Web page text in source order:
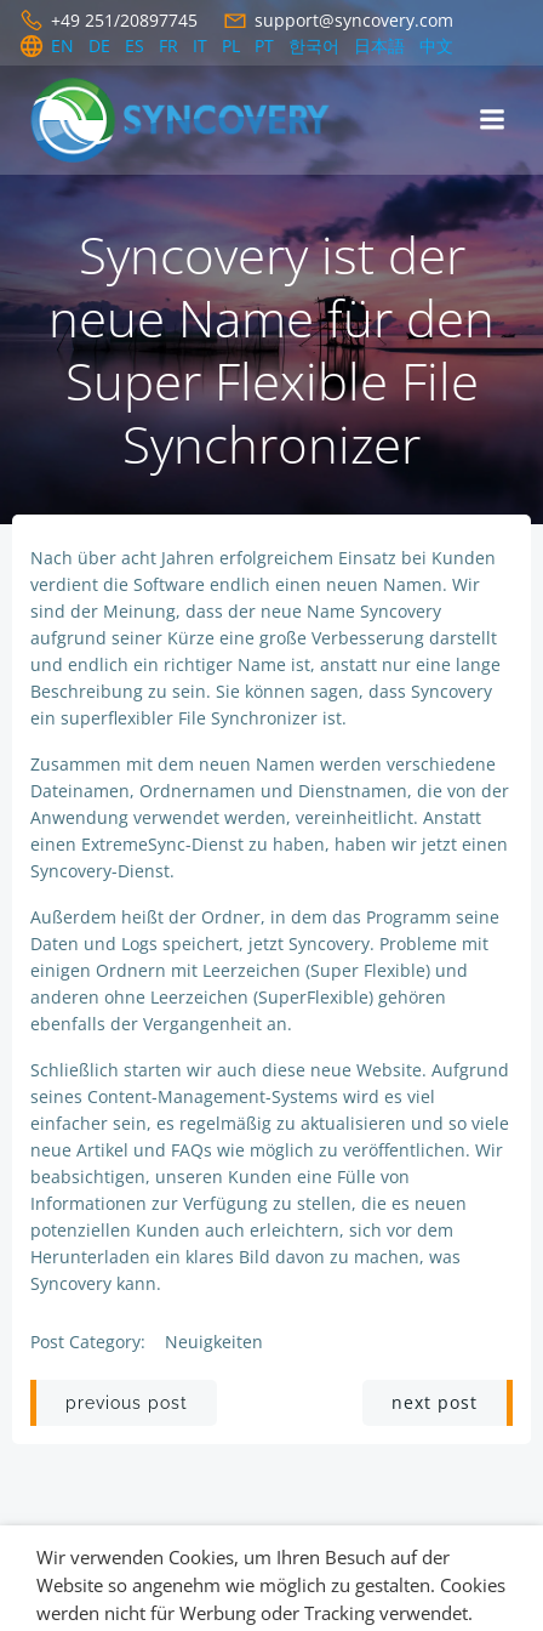
Zum
Inhalt
springen
+49 251/20897745
support@syncovery.com
EN
DE ES FR IT PL PT 한국어 日本語 中文
Syncovery ist der
neue Name für den
Super Flexible File
Synchronizer
Nach über acht Jahren erfolgreichem Einsatz bei Kunden
verdient die Software endlich einen neuen Namen. Wir
sind der Meinung, dass der neue Name Syncovery
aufgrund seiner Kürze eine große Verbesserung darstellt
und endlich ein richtiger Name ist, anstatt nur eine lange
Beschreibung zu sein. Sie können sagen, dass Syncovery
ein superflexibler File Synchronizer ist.
Zusammen mit dem neuen Namen werden verschiedene
Dateinamen, Ordnernamen und Dienstnamen, die von der
Anwendung verwendet werden, vereinheitlicht. Anstatt
einen ExtremeSync-Dienst zu haben, haben wir jetzt einen
Syncovery-Dienst.
Außerdem heißt der Ordner, in dem das Programm seine
Daten und Logs speichert, jetzt Syncovery. Probleme mit
einigen Ordnern mit Leerzeichen (Super Flexible) und
anderen ohne Leerzeichen (SuperFlexible) gehören
ebenfalls der Vergangenheit an.
Schließlich starten wir auch diese neue Website. Aufgrund
seines Content-Management-Systems wird es viel
einfacher sein, es regelmäßig zu aktualisieren und so viele
neue Artikel und FAQs wie möglich zu veröffentlichen. Wir
beabsichtigen, unseren Kunden eine Fülle von
Informationen zur Verfügung zu stellen, die es neuen
potenziellen Kunden auch erleichtern, sich vor dem
Herunterladen ein klares Bild davon zu machen, was
Syncovery kann.
Post Category: Neuigkeiten
Post
previous post next post
Wir verwenden Cookies, um Ihren Besuch auf der
Website so angenehm wie möglich zu gestalten. Cookies
werden nicht für Werbung oder Tracking verwendet.